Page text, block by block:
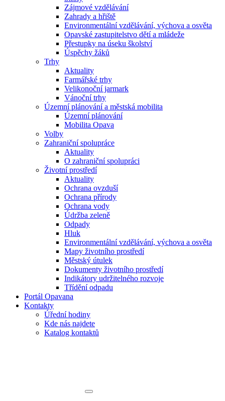
Zájmové vzdělávání
Zahrady a hřiště
Environmentální vzdělávání, výchova a osvěta
Opavské zastupitelstvo dětí a mládeže
Přestupky na úseku školství
Úspěchy žáků
Trhy
Aktuality
Farmářské trhy
Velikonoční jarmark
Vánoční trhy
Územní plánování a městská mobilita
Územní plánování
Mobilita Opava
Volby
Zahraniční spolupráce
Aktuality
O zahraniční spolupráci
Životní prostředí
Aktuality
Ochrana ovzduší
Ochrana přírody
Ochrana vody
Údržba zeleně
Odpady
Hluk
Environmentální vzdělávání, výchova a osvěta
Mapy životního prostředí
Městský útulek
Dokumenty životního prostředí
Indikátory udržitelného rozvoje
Třídění odpadu
Portál Opavana
Kontakty
Úřední hodiny
Kde nás najdete
Katalog kontaktů